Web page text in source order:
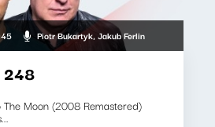
Piotr Bukartyk, Jakub Ferlin
248
Moon (2008 Remastered)